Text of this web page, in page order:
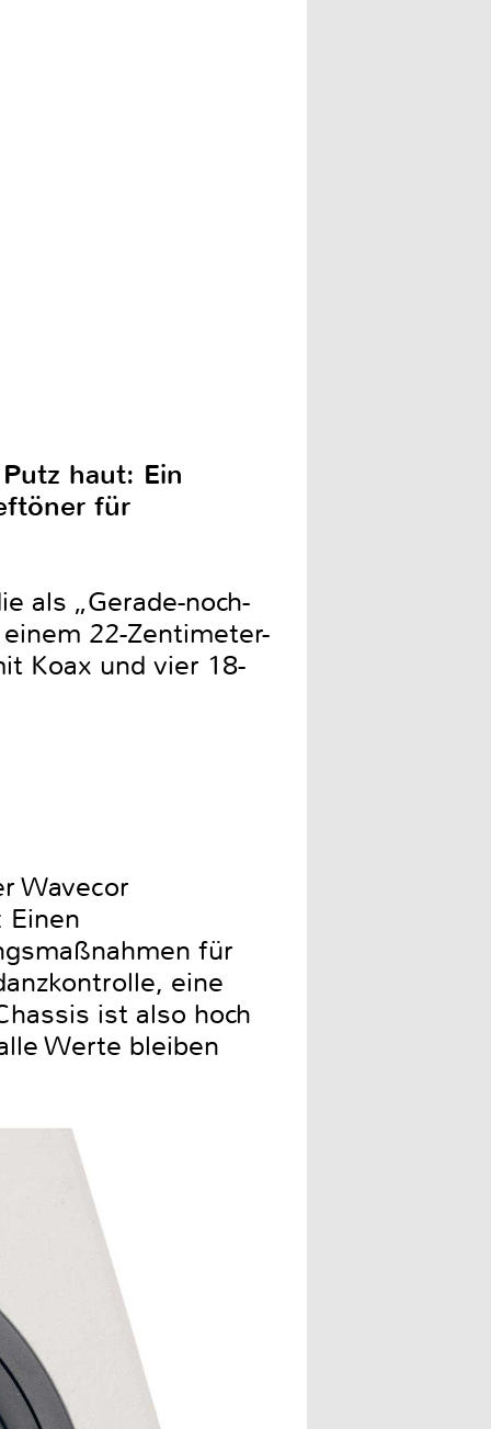
haut: Ein
für
als „Gerade-noch-
22-Zentimeter-
Koax und vier 18-
Wavecor
Einen
für
eine
ist also hoch
Werte bleiben